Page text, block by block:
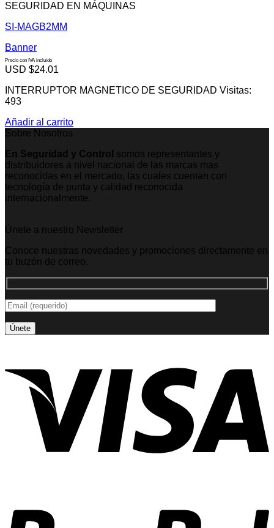
SEGURIDAD EN MÁQUINAS
SI-MAGB2MM
Banner
Precio con IVA incluido
USD $24.01
INTERRUPTOR MAGNETICO DE SEGURIDAD Visitas:
493
Añadir al carrito
Sobre Nosotros
En Seguridad y Control somos representantes y
distribuidores a nivel nacional de las marcas mas
reconocidas en el mercado, las cuales cuentan con
tecnología de punta y calidad reconocida
internacionalmente.
Únete a nuestro Newsletter
Conoce nuestras novedades y promociones directamente en
tu buzón de correo.